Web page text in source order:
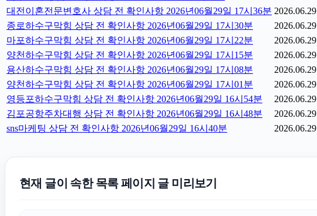
대전이혼전문변호사 상담 전 확인사항 2026년06월29일 17시36분 2026.06.29
종로하수구막힘 상담 전 확인사항 2026년06월29일 17시30분
2026.06.29
마포하수구막힘 상담 전 확인사항 2026년06월29일 17시22분
2026.06.29
양천하수구막힘 상담 전 확인사항 2026년06월29일 17시15분
2026.06.29
용산하수구막힘 상담 전 확인사항 2026년06월29일 17시08분
2026.06.29
양천하수구막힘 상담 전 확인사항 2026년06월29일 17시01분
2026.06.29
영등포하수구막힘 상담 전 확인사항 2026년06월29일 16시54분
2026.06.29
김포공항주차대행 상담 전 확인사항 2026년06월29일 16시48분
2026.06.29
sns마케팅 상담 전 확인사항 2026년06월29일 16시40분
2026.06.29
현재 글이 속한 목록 페이지 글 미리보기